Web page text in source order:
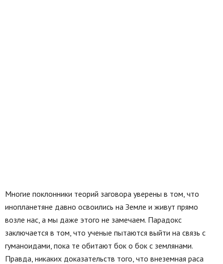
Многие поклонники теорий заговора уверены в том, что
инопланетяне давно освоились на Земле и живут прямо
возле нас, а мы даже этого не замечаем. Парадокс
заключается в том, что ученые пытаются выйти на связь с
гуманоидами, пока те обитают бок о бок с землянами.
Правда, никаких доказательств того, что внеземная раса